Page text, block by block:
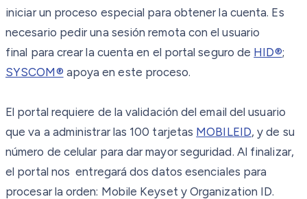
iniciar un proceso especial para obtener la cuenta. Es
necesario pedir una sesión remota con el usuario
final para crear la cuenta en el portal seguro de HID®;
SYSCOM® apoya en este proceso.
El portal requiere de la validación del email del usuario
que va a administrar las 100 tarjetas MOBILEID, y de su
número de celular para dar mayor seguridad. Al finalizar,
el portal nos entregará dos datos esenciales para
procesar la orden: Mobile Keyset y Organization ID.